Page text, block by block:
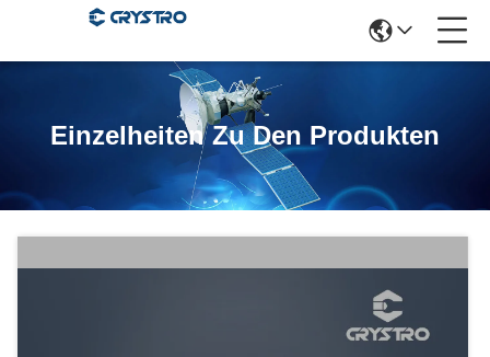
Einzelheiten Zu Den Produkten